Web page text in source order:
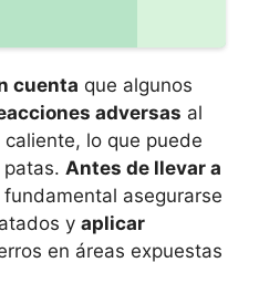
cuenta que algunos
adversas al
lo que puede
Antes de llevar a
fundamental asegurarse
y aplicar
en áreas expuestas